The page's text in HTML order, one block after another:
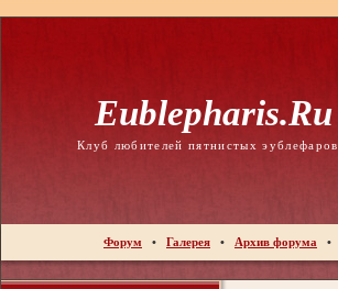
Eublepharis.ru
Клуб любителей пятнистых эублефаров
Форум • Галерея • Архив форума •